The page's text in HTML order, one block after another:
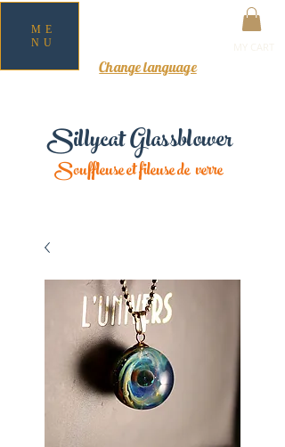
Sillycat Glassblower
Souffleuse et fileuse de verre
ME
NU
Change language